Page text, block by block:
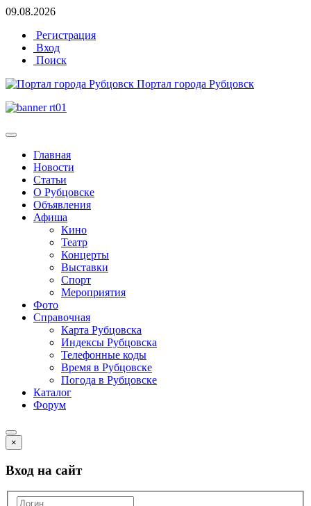
09.08.2026
Регистрация
Вход
Поиск
Портал города Рубцовск
Главная
Новости
Статьи
О Рубцовске
Объявления
Афиша
Кино
Театр
Концерты
Выставки
Спорт
Мероприятия
Фото
Справочная
Карта Рубцовска
Индексы Рубцовска
Телефонные коды
Время в Рубцовске
Погода в Рубцовске
Каталог
Форум
×
Вход на сайт